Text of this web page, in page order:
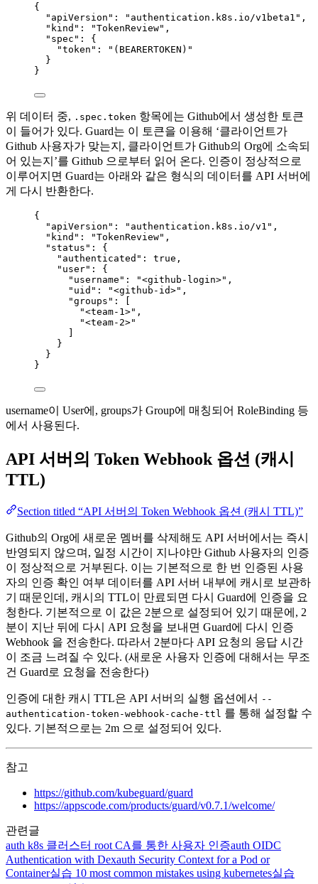
{
"apiVersion" : " authentication.k8s.io/v1beta1 " ,
"kind" : "TokenReview" ,
"spec" : {
"token" : " (BEARERTOKEN) "
}
}
위 데이터 중, .spec.token 항목에는 Github에서 생성한 토큰
이 들어가 있다. Guard는 이 토큰을 이용해 ‘클라이언트가
Github 사용자가 맞는지, 클라이언트가 Github의 Org에 소속되
어 있는지’를 Github 으로부터 읽어 온다. 인증이 정상적으로
이루어지면 Guard는 아래와 같은 형식의 데이터를 API 서버에
게 다시 반환한다.
{
"apiVersion" : " authentication.k8s.io/v1 " ,
"kind" : "TokenReview" ,
"status" : {
"authenticated" : true ,
"user" : {
"username" : "<github-login>" ,
"uid" : "<github-id>" ,
"groups" : [
"<team-1>" ,
"<team-2>"
}
}
}
username이 User에, groups가 Group에 매칭되어 RoleBinding 등
에서 사용된다.
API 서버의 Token Webhook 옵션 (캐시
TTL)
Section titled “API 서버의 Token Webhook 옵션 (캐시 TTL)”
Github의 Org에 새로운 멤버를 삭제해도 API 서버에서는 즉시
반영되지 않으며, 일정 시간이 지나야만 Github 사용자의 인증
이 정상적으로 거부된다. 이는 기본적으로 한 번 인증된 사용
자의 인증 확인 여부 데이터를 API 서버 내부에 캐시로 보관하
기 때문인데, 캐시의 TTL이 만료되면 다시 Guard에 인증을 요
청한다. 기본적으로 이 값은 2분으로 설정되어 있기 때문에, 2
분이 지난 뒤에 다시 API 요청을 보내면 Guard에 다시 인증
Webhook 을 전송한다. 따라서 2분마다 API 요청의 응답 시간
이 조금 느려질 수 있다. (새로운 사용자 인증에 대해서는 무조
건 Guard로 요청을 전송한다)
인증에 대한 캐시 TTL은 API 서버의 실행 옵션에서 --
authentication-token-webhook-cache-ttl 를 통해 설정할 수
있다. 기본적으로는 2m 으로 설정되어 있다.
참고
https://github.com/kubeguard/guard
https://appscode.com/products/guard/v0.7.1/welcome/
관련글
auth k8s 클러스터 root CA를 통한 사용자 인증auth OIDC
Authentication with Dexauth Security Context for a Pod or
Container실습 10 most common mistakes using kubernetes실습